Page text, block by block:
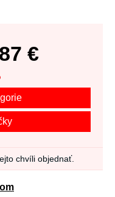
€
chvíli objednať.